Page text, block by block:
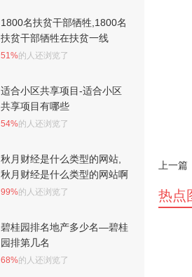
上一篇
1800名扶贫干部牺牲,1800名
扶贫干部牺牲在扶贫一线
51%的人还浏览了
适合小区共享项目-适合小区
共享项目有哪些
54%的人还浏览了
秋月财经是什么类型的网站,
秋月财经是什么类型的网站啊
99%的人还浏览了
碧桂园排名地产多少名—碧桂
园排第几名
68%的人还浏览了
热点